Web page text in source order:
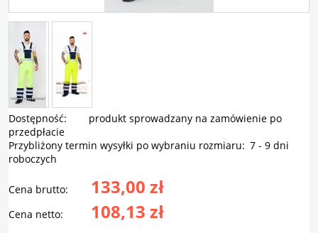
Dostępność:
produkt sprowadzany na zamówienie po
przedpłacie
Przybliżony termin wysyłki po wybraniu rozmiaru: 7 - 9 dni
roboczych
Cena brutto: 133,00 zł
Cena netto: 108,13 zł